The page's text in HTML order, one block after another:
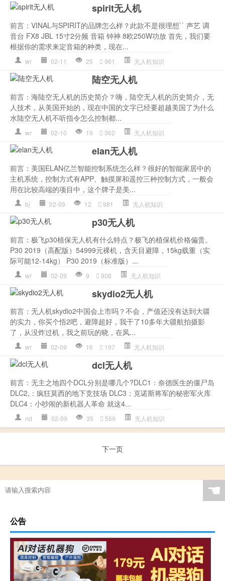
spirit无人机
前言：VINAL与SPIRIT的品牌怎么样？此款不是很理想`` 声艺 调
音台 FX8 JBL 15寸2分频 音箱 钟神 8欧250W功放 首先，我们要
根据你的需求来定音箱的种类，现在...
wr 02-11 25 961 无人机知识
陆空无人机
前言：海陆空无人机的历史简介？嗨，陆空无人机的历史简介，无
人技术，从美国开始的，现在中国的文字已经要超越美国了为什么
水陆空无人机不听指令怎么控制都...
wr 02-10 19 362 无人机知识
elan无人机
前言：美国ELAN亿兰智能控制系统怎么样？很好的智能家居中的
主机系统，控制方式有APP、触摸屏和遥控三种控制方式，一般会
用在比较高端的项目中，这个牌子是美...
bj 02-09 12 981 无人机知识
p30无人机
前言：极飞p30植保无人机有什么特点？极飞的植保机价格偏贵。
P30 2019（高配版）54999元裸机，含天目避障，15kg载重（实
际可能12-14kg） P30 2019（标准版）...
wr 02-09 9 908 无人机知识
skydio2无人机
前言：无人机skydio2中国会上市吗？不会，产值还没有达到大疆
的实力，你买个悟2吧，避障超好，我干了10多年大疆航拍摄影
了，从没炸过机，我之前玩的晓，在凤...
wr 02-09 16 197 无人机知识
dcl无人机
前言：无主之地四个DCL分别是哪几个?DLC1：奈德医生的僵尸岛
DLC2,：疯狂莫西的地下竞技场 DLC3：克诺斯将军的秘密军火库
DLC4：小吵闹的新机器人革命 就这4...
nd 02-09 35 569 无人机知识
下一页
☚
公告